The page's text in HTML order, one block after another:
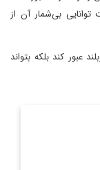
توانایی بی‌شمار آن از
عبور کند بلکه بتواند